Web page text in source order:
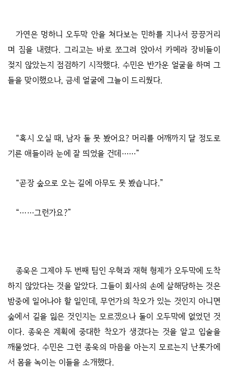
가연은 멍하니 오두막 안을 쳐다보는 민하를 지나서 끙끙거리
며 짐을 내렸다. 그리고는 바로 쪼그려 앉아서 카메라 장비들이
젖지 않았는지 점검하기 시작했다. 수민은 반가운 얼굴을 하며 그
들을 맞이했으나, 금세 얼굴에 그늘이 드리웠다.
“혹시 오실 때, 남자 둘 못 봤어요? 머리를 어깨까지 달 정도로
기른 애들이라 눈에 잘 띄었을 건데……”
“곧장 숲으로 오는 길에 아무도 못 봤습니다.”
“……그런가요?”
종욱은 그제야 두 번째 팀인 우혁과 재혁 형제가 오두막에 도착
하지 않았다는 것을 알았다. 그들이 회사의 손에 살해당하는 것은
밤중에 일어나야 할 일인데, 무언가의 착오가 있는 것인지 아니면
숲에서 길을 잃은 것인지는 모르겠으나 둘이 오두막에 없었던 것
이다. 종욱은 계획에 중대한 착오가 생겼다는 것을 알고 입술을
깨물었다. 수민은 그런 종욱의 마음을 아는지 모르는지 난롯가에
서 몸을 녹이는 이들을 소개했다.